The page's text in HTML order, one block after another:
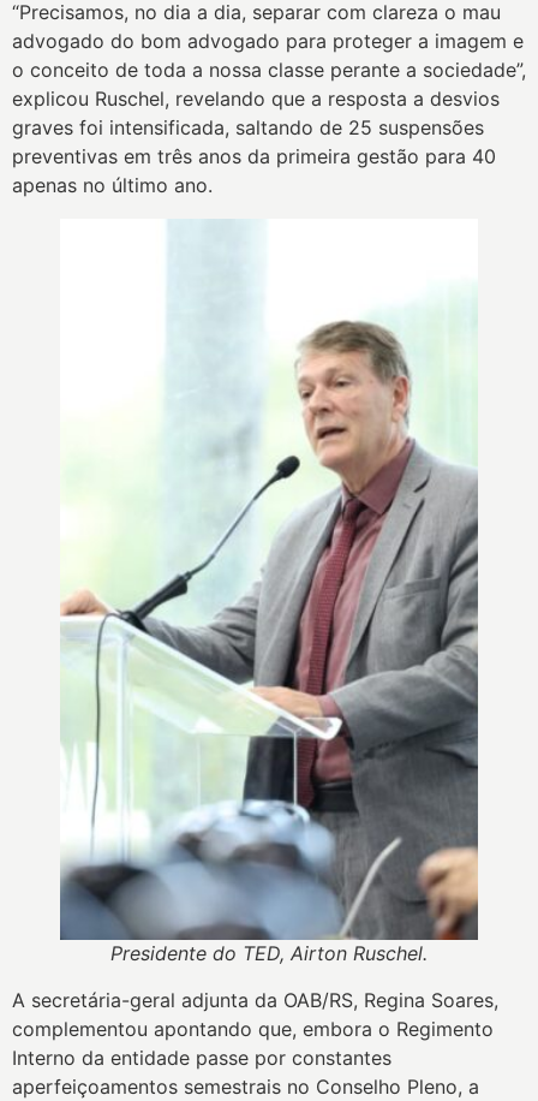
“Precisamos, no dia a dia, separar com clareza o mau
advogado do bom advogado para proteger a imagem e
o conceito de toda a nossa classe perante a sociedade”,
explicou Ruschel, revelando que a resposta a desvios
graves foi intensificada, saltando de 25 suspensões
preventivas em três anos da primeira gestão para 40
apenas no último ano.
Presidente do TED, Airton Ruschel.
A secretária-geral adjunta da OAB/RS, Regina Soares,
complementou apontando que, embora o Regimento
Interno da entidade passe por constantes
aperfeiçoamentos semestrais no Conselho Pleno, a